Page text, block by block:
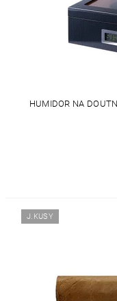
HUMIDOR NA
J.KUSY